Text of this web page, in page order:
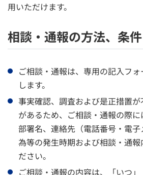
用いただけます。
相談・通報の方法、条件
ご相談・通報は、専用の記入フ
します。
事実確認、調査および是正措置
があるため、ご相談・通報の際に
部署名、連絡先（電話番号・電
為等の発生時期および相談・通報
ださい。
ご相談・通報の内容は、「いつ」